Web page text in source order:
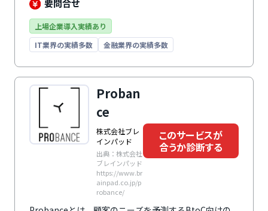
要問合せ
上場企業導入実績あり
IT業界の実績多数
金融業界の実績多数
Proban
ce
株式会社ブレ
インパッド
出典：株式会社
ブレインパッド
https://www.br
ainpad.co.jp/p
robance/
このサービスが
合うか診断する